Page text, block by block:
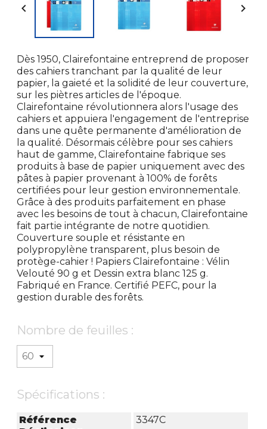
 
Dès 1950, Clairefontaine entreprend de proposer
des cahiers tranchant par la qualité de leur
papier, la gaieté et la solidité de leur couverture,
sur les piètres articles de l'époque.
Clairefontaine révolutionnera alors l'usage des
cahiers et appuiera l'engagement de l'entreprise
dans une quête permanente d'amélioration de
la qualité. Désormais célèbre pour ses cahiers
haut de gamme, Clairefontaine fabrique ses
produits à base de papier uniquement avec des
pâtes à papier provenant à 100% de forêts
certifiées pour leur gestion environnementale.
Grâce à des produits parfaitement en phase
avec les besoins de tout à chacun, Clairefontaine
fait partie intégrante de notre quotidien.
Couverture souple et résistante en
polypropylène transparent, plus besoin de
protège-cahier ! Papiers Clairefontaine : Vélin
Velouté 90 g et Dessin extra blanc 125 g.
Fabriqué en France. Certifié PEFC, pour la
gestion durable des forêts.
Nombre de feuilles :
Spécifications :
Référence
3347C